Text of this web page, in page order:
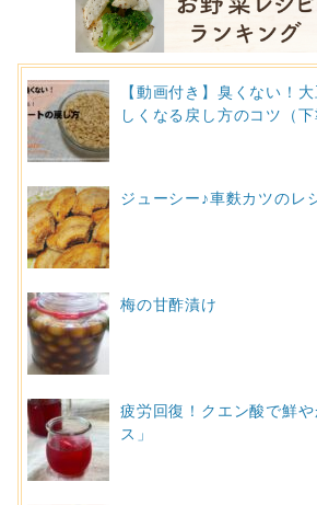
【動画付き】臭くない！
しくなる戻し方のコツ（下
ジューシー♪車麩カツのレ
梅の甘酢漬け
疲労回復！クエン酸で鮮
ス」